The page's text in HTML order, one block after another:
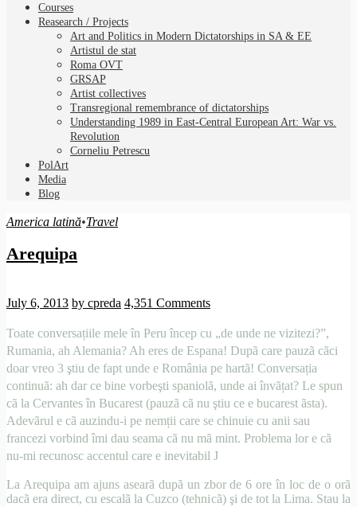
Courses
Reasearch / Projects
Art and Politics in Modern Dictatorships in SA & EE
Artistul de stat
Roma OVT
GRSAP
Artist collectives
Transregional remembrance of dictatorships
Understanding 1989 in East-Central European Art: War vs.
Revolution
Corneliu Petrescu
PolArt
Media
Blog
America latină•Travel
Arequipa
July 6, 2013 by cpreda 4,351 Comments
Toate conversațiile mele în Peru încep cu „de unde ne vizitezi?”,
Rumania, ah Alemania? Ah eres de Espana! Dupã care pauzã cãci
doar vreo 3 ştiu de fapt unde e România pe hartã! Conversația
continuã: ah dar ce bine vorbeşti spaniolã, unde ai învãțat? Le spun
cã la Cervantes în Bucarest (pauzã cã nu ştiu ce e bucarest ãsta).
Adevãrul e cã auzindu-i pe nemții care se chinuie cu anii sau
francezi vorbind îmi dau seama cã nu mã mint. Problema lor e cã
nu-mi recunosc accentul care e inevitabil J
La Arequipa am ajuns asearã dupã un zbor de 6 ore în loc de o orã
dacã era direct, cu escalã la Cuzco (tehnicã) şi de tot la Lima. Stau la